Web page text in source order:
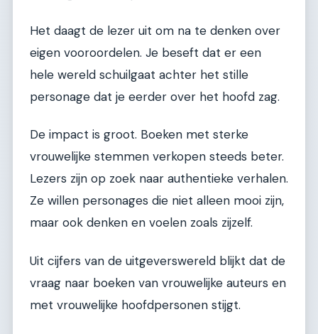
Het daagt de lezer uit om na te denken over
eigen vooroordelen. Je beseft dat er een
hele wereld schuilgaat achter het stille
personage dat je eerder over het hoofd zag.
De impact is groot. Boeken met sterke
vrouwelijke stemmen verkopen steeds beter.
Lezers zijn op zoek naar authentieke verhalen.
Ze willen personages die niet alleen mooi zijn,
maar ook denken en voelen zoals zijzelf.
Uit cijfers van de uitgeverswereld blijkt dat de
vraag naar boeken van vrouwelijke auteurs en
met vrouwelijke hoofdpersonen stijgt.